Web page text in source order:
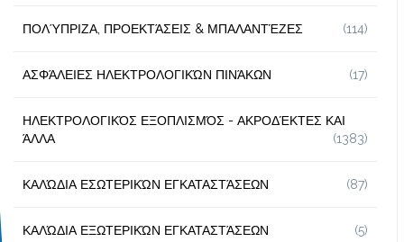
ΠΟΛΎΠΡΙΖΑ, ΠΡΟΕΚΤΆΣΕΙΣ & ΜΠΑΛΑΝΤΈΖΕΣ (114)
ΑΣΦΆΛΕΙΕΣ ΗΛΕΚΤΡΟΛΟΓΙΚΏΝ ΠΙΝΆΚΩΝ (17)
ΗΛΕΚΤΡΟΛΟΓΙΚΌΣ ΕΞΟΠΛΙΣΜΌΣ - ΑΚΡΟΔΈΚΤΕΣ ΚΑΙ
ΆΛΛΑ
(1383)
ΚΑΛΏΔΙΑ ΕΣΩΤΕΡΙΚΏΝ ΕΓΚΑΤΑΣΤΆΣΕΩΝ (87)
ΚΑΛΏΔΙΑ ΕΞΩΤΕΡΙΚΏΝ ΕΓΚΑΤΑΣΤΆΣΕΩΝ (5)